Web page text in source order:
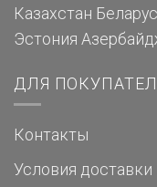
Казахстан
Эстония
ДЛЯ
Контакты
Условия доставки